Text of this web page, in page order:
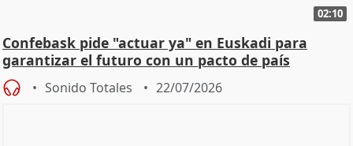
02:10
Confebask pide "actuar ya" en Euskadi para
garantizar el futuro con un pacto de país
Sonido Totales 22/07/2026